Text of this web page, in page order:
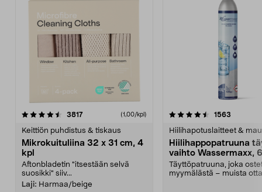
3817arvostelut (1,00/kpl)
Keittiön puhdistus & tiskaus
Mikrokuituliina 32 x 31 cm, 4
kpl
Aftonbladetin "itsestään selvä
suosikki" siiv...
Laji: Harmaa/beige
4.5viidestä
1563
Hiilihapotuslaitteet &
Hiilihappopatruuna
vaihto Wassermaxx,
Täyttöpatruuna, joka
myymälästä – muista
4.5viidestä